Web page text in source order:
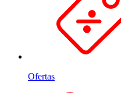
Ofertas